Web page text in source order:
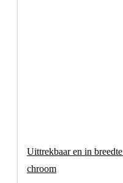
Uittrekbaar en in
chroom